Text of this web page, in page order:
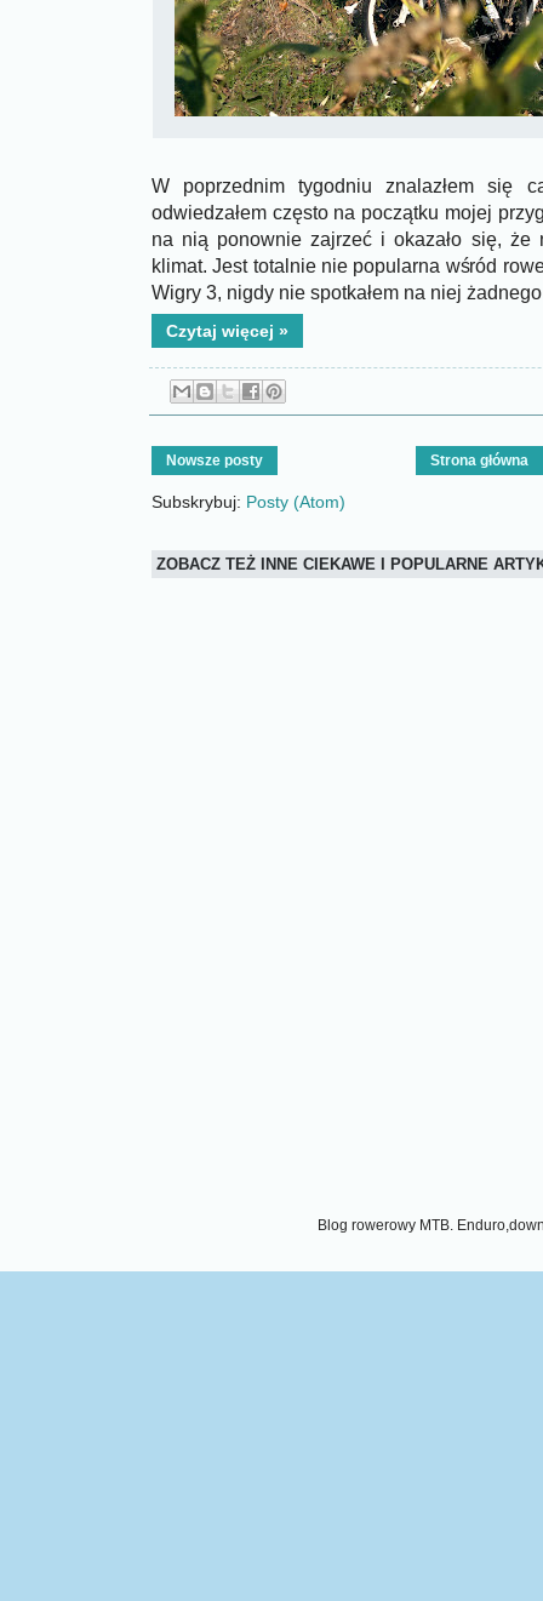
W poprzednim tygodniu znalazłem się
odwiedzałem często na początku mojej
na nią ponownie zajrzeć i okazało się, że
klimat. Jest totalnie nie popularna wśród
Wigry 3, nigdy nie spotkałem na niej
Czytaj więcej »
Nowsze posty Strona główna
Subskrybuj: Posty (Atom)
ZOBACZ TEŻ INNE CIEKAWE I POPULARNE
Blog rowerowy MTB.